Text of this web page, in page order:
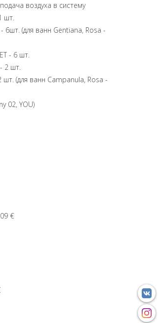
воздуха в систему
шт.
(для ванн Gentiana, Rosa -
- 6 шт.
2 шт.
(для ванн Campanula, Rosa -
02, YOU)
€